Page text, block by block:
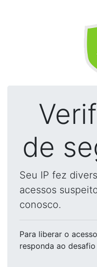
de
Seu IP fez
acessos
conosco.
Para liberar o acesso
responda ao